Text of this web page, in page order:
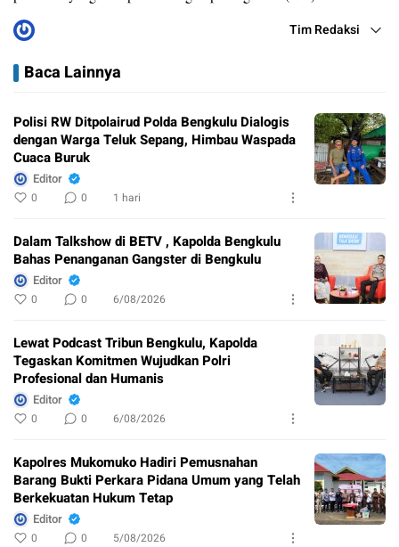
Tim Redaksi
Baca Lainnya
Polisi RW Ditpolairud Polda Bengkulu Dialogis
dengan Warga Teluk Sepang, Himbau Waspada
Cuaca Buruk
Editor
0 0 1 hari
Dalam Talkshow di BETV , Kapolda Bengkulu
Bahas Penanganan Gangster di Bengkulu
Editor
0 0 6/08/2026
Lewat Podcast Tribun Bengkulu, Kapolda
Tegaskan Komitmen Wujudkan Polri
Profesional dan Humanis
Editor
0 0 6/08/2026
Kapolres Mukomuko Hadiri Pemusnahan
Barang Bukti Perkara Pidana Umum yang Telah
Berkekuatan Hukum Tetap
Editor
0 0 5/08/2026